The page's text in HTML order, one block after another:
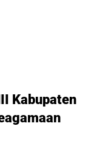
Kabupaten